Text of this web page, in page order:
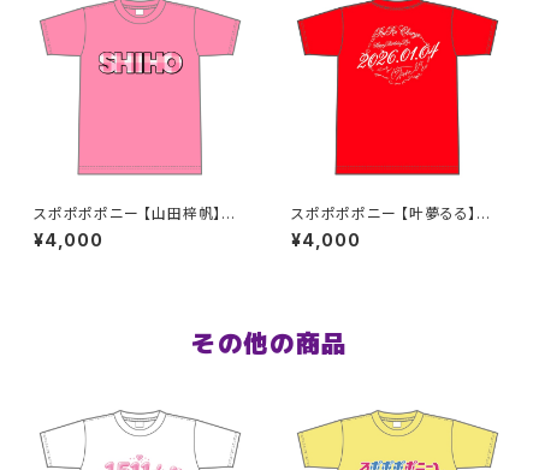
スポポポポニー 【山田梓帆】生
誕祭Tシャツ S〜XLサイズ
¥4,000
スポポポポニー 【叶夢るる】生
誕祭Tシャツ レッド S〜XLサイ
ズ
¥4,000
その他の商品